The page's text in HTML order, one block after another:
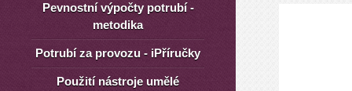
Pevnostní výpočty potrubí -
metodika
Potrubí za provozu - iPříručky
Použití nástroje umělé